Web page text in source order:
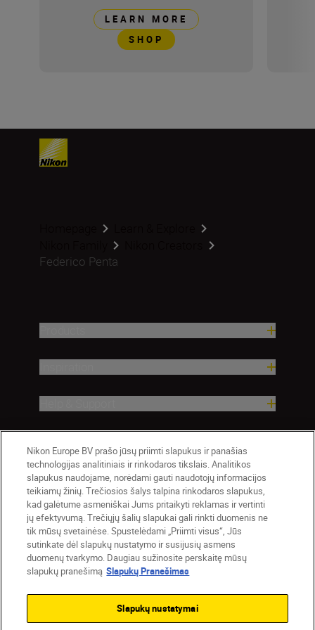
LEARN MORE
SHOP
Federico Penta
Lietuva Nikon Sites
Contact Us Privacy Notice
Terms of Use
Cookie Settings
Nikon Europe BV prašo jūsų priimti slapukus ir panašias
technologijas analitiniais ir rinkodaros tikslais. Analitikos
slapukus naudojame, norėdami gauti naudotojų informacijos
teikiamų žinių. Trečiosios šalys talpina rinkodaros slapukus,
kad galėtume asmeniškai Jums pritaikyti reklamas ir vertinti
jų efektyvumą. Trečiųjų šalių slapukai gali rinkti duomenis ne
tik mūsų svetainėse. Spustelėdami „Priimti visus“, Jūs
sutinkate dėl slapukų nustatymo ir susijusių asmens
duomenų tvarkymo. Daugiau sužinosite perskaitę mūsų
slapukų pranešimą Slapukų Pranešimas
Slapukų nustatymai